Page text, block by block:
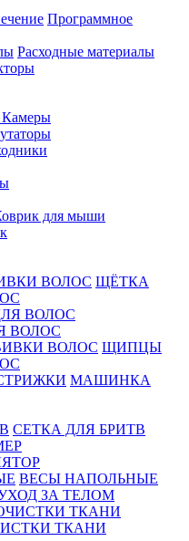
Программное
Расходные материалы
для мыши
ЩЁТКА
ВОЛОС
ЩИПЦЫ
МАШИНКА
СЕТКА ДЛЯ БРИТВ
ВЕСЫ НАПОЛЬНЫЕ
ЗА ТЕЛОМ
ТКАНИ